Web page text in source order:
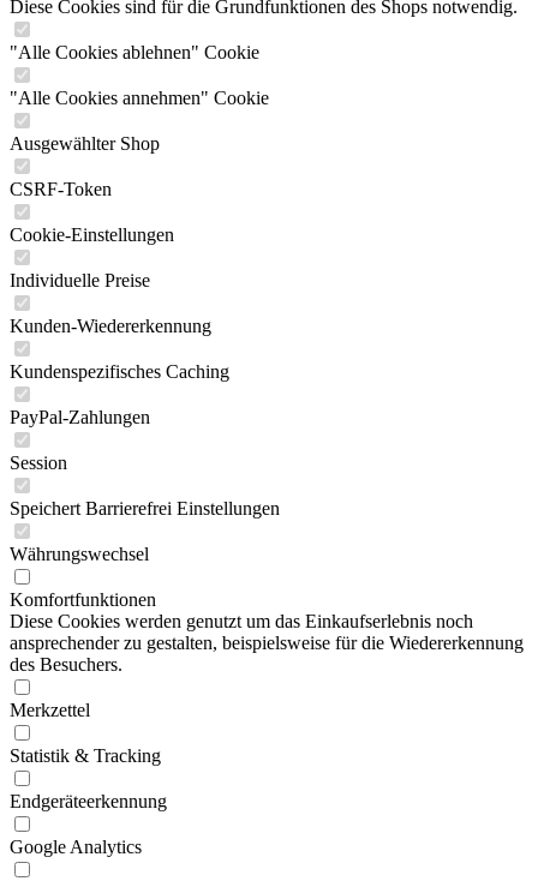
Diese Cookies sind für die Grundfunktionen des Shops notwendig.
"Alle Cookies ablehnen" Cookie
"Alle Cookies annehmen" Cookie
Ausgewählter Shop
CSRF-Token
Cookie-Einstellungen
Individuelle Preise
Kunden-Wiedererkennung
Kundenspezifisches Caching
PayPal-Zahlungen
Session
Speichert Barrierefrei Einstellungen
Währungswechsel
Komfortfunktionen
Diese Cookies werden genutzt um das Einkaufserlebnis noch
ansprechender zu gestalten, beispielsweise für die Wiedererkennung
des Besuchers.
Merkzettel
Statistik & Tracking
Endgeräteerkennung
Google Analytics